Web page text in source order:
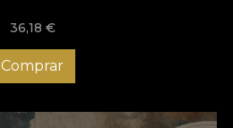
36,18 €
Comprar